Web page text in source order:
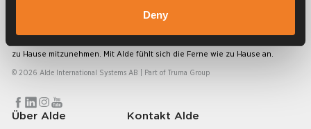
Deny
Alde schafft seit 1966 ein Gefühl von Zuhause und stellt
zu Hause mitzunehmen. Mit Alde fühlt sich die Ferne wie zu Hause an.
© 2026 Alde International Systems AB | Part of Truma Group
Über Alde Kontakt Alde